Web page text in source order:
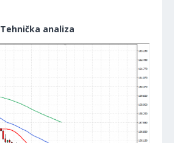
Tehnička analiza